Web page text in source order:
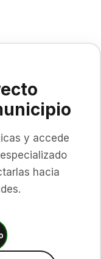
y accede
hacia